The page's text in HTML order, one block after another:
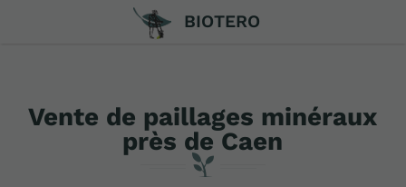
BIOTERO
Vente de paillages minéraux
près de Caen